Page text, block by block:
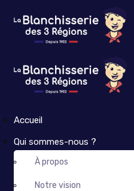
Accueil
Qui sommes-nous ?
À propos
Notre vision